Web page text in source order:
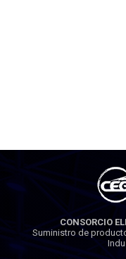
CONSORCIO
Suministro de